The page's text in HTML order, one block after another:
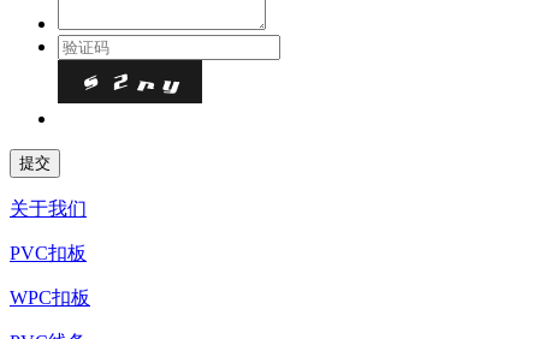
关于我们
PVC扣板
WPC扣板